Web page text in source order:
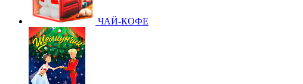
ЧАЙ-КОФЕ